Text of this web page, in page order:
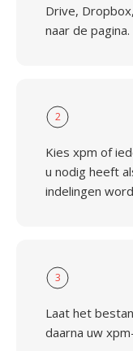
Drive,
naar de pagina.
2
Kies xpm of
u nodig heeft
indelingen
3
Laat het
daarna uw